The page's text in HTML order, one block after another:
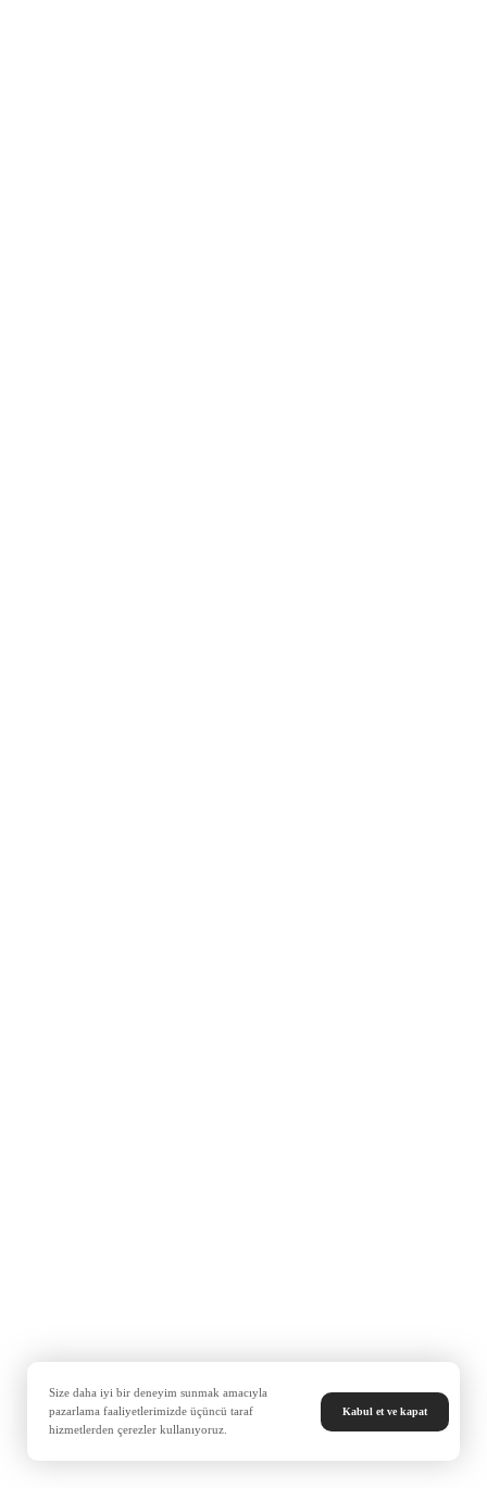
Size daha iyi bir deneyim sunmak amacıyla
pazarlama faaliyetlerimizde üçüncü taraf
hizmetlerden çerezler kullanıyoruz.
Kabul et ve kapat